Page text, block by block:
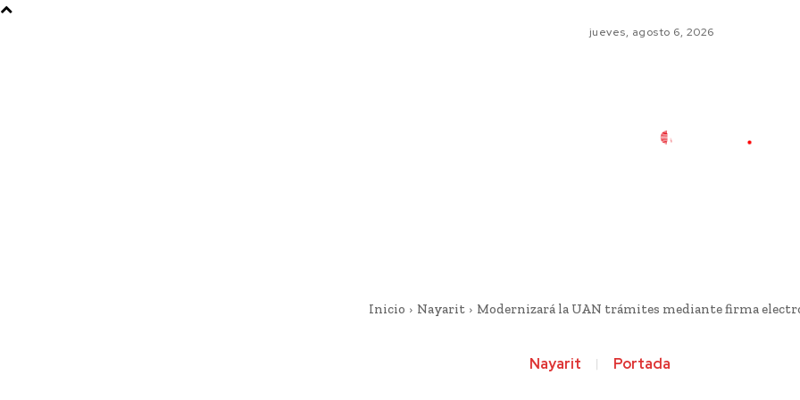
jueves, agosto 6, 2026
Inicio Nayarit Modernizará la UAN trámites mediante firma
Nayarit Portada